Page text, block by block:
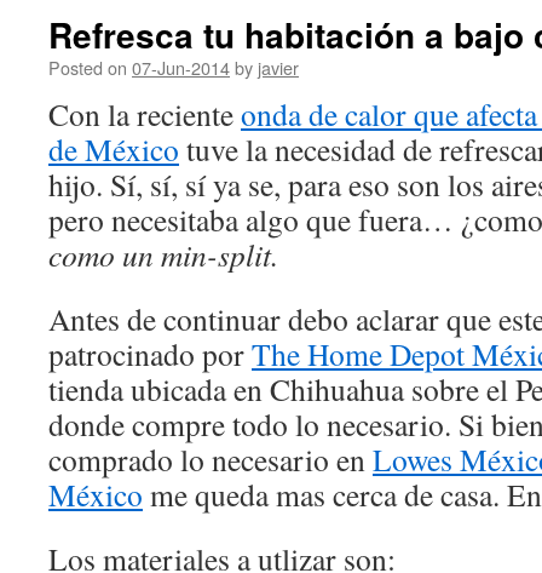
Refresca tu habitación a bajo
Posted on 07-Jun-2014by javier
Con la recienteonda de calor que
de México tuve la necesidad de
hijo. Sí, sí, sí ya se, para eso son los
pero necesitaba algo que fuera…
como un min-split.
Antes de continuar debo aclarar que
patrocinado porThe Home Depot
tienda ubicada en Chihuahua sobre el
donde compre todo lo necesario. Si
comprado lo necesario enLowes
México me queda mas cerca de casa.
Los materiales a utlizar son: